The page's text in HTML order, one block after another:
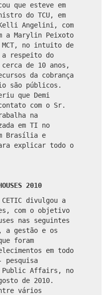
que esteve em
do TCU, em
Angelini, com
a Marylin Peixoto
no intuito de
a respeito do
de 10 anos,
da cobrança
são públicos.
que Demi
com o Sr.
na
em TI no
Brasília e
explicar todo o
2010
CETIC divulgou a
com o objetivo
nas seguintes
a gestão e os
foram
em todo
Public Affairs, no
de 2010.
vários